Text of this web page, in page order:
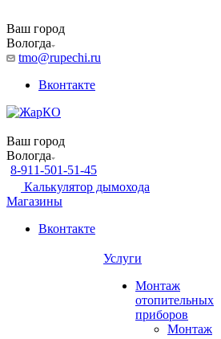
Ваш город
Вологда
tmo@rupechi.ru
Вконтакте
Ваш город
Вологда
8-911-501-51-45
Калькулятор дымохода
Магазины
Вконтакте
Услуги
Монтаж
отопительных
приборов
Монтаж